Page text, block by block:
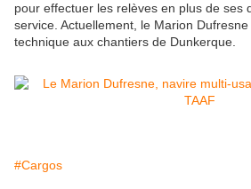
pour effectuer les relèves en plus de ses
service. Actuellement, le Marion
technique aux chantiers de Dunkerque.
#Cargos